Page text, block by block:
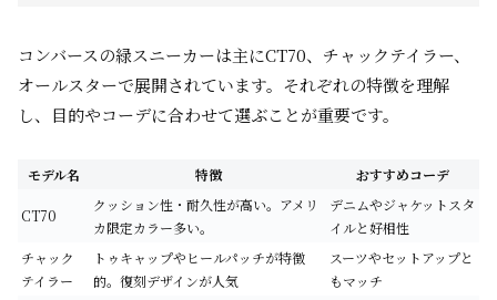
コンバースの緑スニーカーは主にCT70、チャックテイラー、
オールスターで展開されています。それぞれの特徴を理解
し、目的やコーデに合わせて選ぶことが重要です。
モデル名 特徴 おすすめコーデ
CT70
クッション性・耐久性が高い。アメリ
カ限定カラー多い。
デニムやジャケットスタ
イルと好相性
チャック
テイラー
トゥキャップやヒールパッチが特徴
的。復刻デザインが人気
スーツやセットアップと
もマッチ